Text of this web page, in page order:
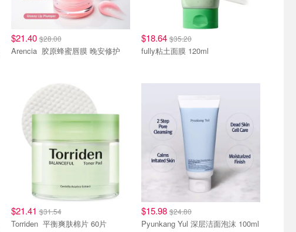
$21.40$28.00
Arencia 胶原蜂蜜唇膜 晚安修护
$18.64 $35.20
fully粘土面膜 120ml
$21.41$31.54
Torriden 平衡爽肤棉片 60片
$15.98 $24.80
Pyunkang Yul 深层洁面泡沫 100ml